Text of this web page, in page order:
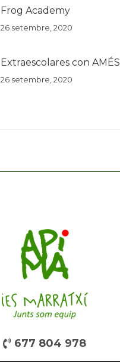
Frog Academy
26 setembre, 2020
Extraescolares con AMÉS
26 setembre, 2020
677 804 978